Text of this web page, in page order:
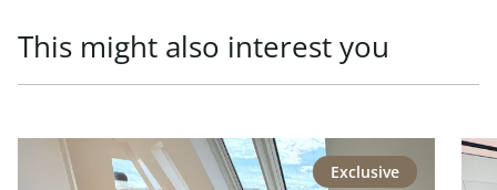
This might also interest you
link to page Repräsentative Lage - Generalsaniertes
Exclusive
link